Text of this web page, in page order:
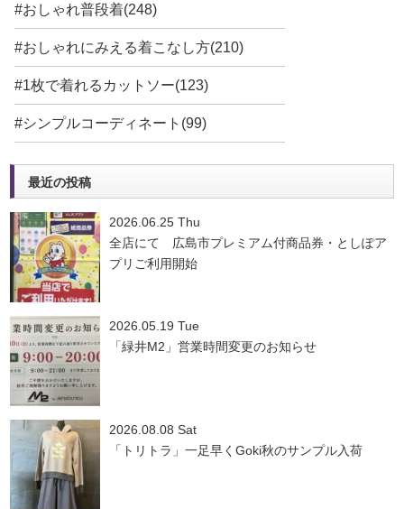
#おしゃれ普段着(248)
#おしゃれにみえる着こなし方(210)
#1枚で着れるカットソー(123)
#シンプルコーディネート(99)
最近の投稿
2026.06.25 Thu
全店にて 広島市プレミアム付商品券・としぽア
プリご利用開始
2026.05.19 Tue
「緑井M2」営業時間変更のお知らせ
2026.08.08 Sat
「トリトラ」一足早くGoki秋のサンプル入荷